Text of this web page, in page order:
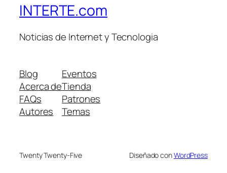
INTERTE.com
Noticias de Internet y Tecnologia
Blog
Acerca de
FAQs
Autores
Eventos
Tienda
Patrones
Temas
Twenty Twenty-Five Diseñado conWordPress